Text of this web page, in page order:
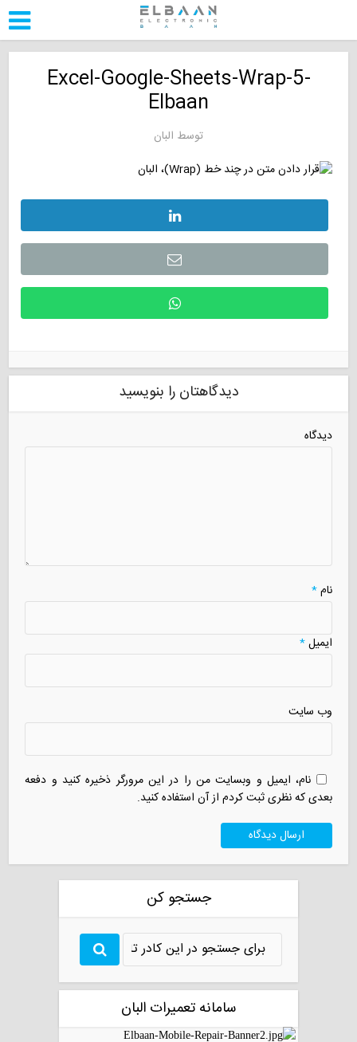
Excel-Google-Sheets-Wrap-5-
Elbaan
توسط البان
دیدگاهتان را بنویسید
دیدگاه
نام*
ایمیل*
وب سایت
نام، ایمیل و وبسایت من را در این مرورگر ذخیره کنید و دفعه
بعدی که نظری ثبت کردم از آن استفاده کنید.
جستجو کن
سامانه تعمیرات البان